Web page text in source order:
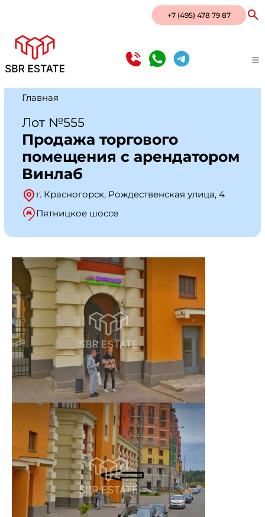
+7 (495) 478 79 87
Главная
Лот №555
Продажа торгового
помещения с арендатором
Винлаб
г. Красногорск, Рождественская улица, 4
Пятницкое шоссе